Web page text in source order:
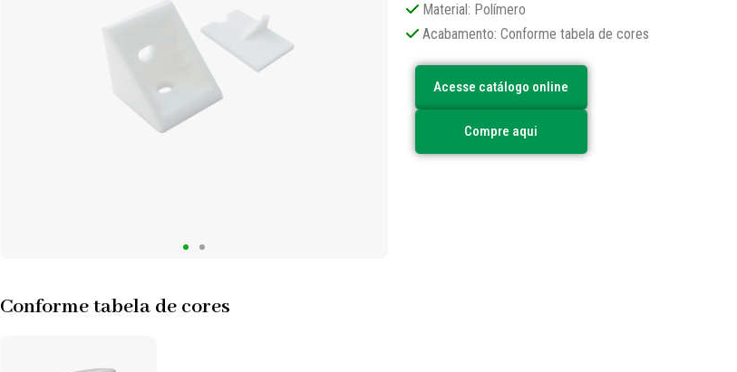
Material: Polímero
Acabamento: Conforme tabela de cores
Acesse catálogo online
Compre aqui
Conforme tabela de cores